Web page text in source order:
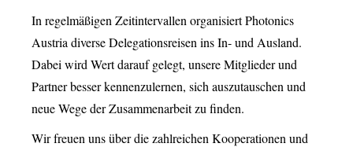
In regelmäßigen Zeitintervallen organisiert Photonics
Austria diverse Delegationsreisen ins In- und Ausland.
Dabei wird Wert darauf gelegt, unsere Mitglieder und
Partner besser kennenzulernen, sich auszutauschen und
neue Wege der Zusammenarbeit zu finden.
Wir freuen uns über die zahlreichen Kooperationen und